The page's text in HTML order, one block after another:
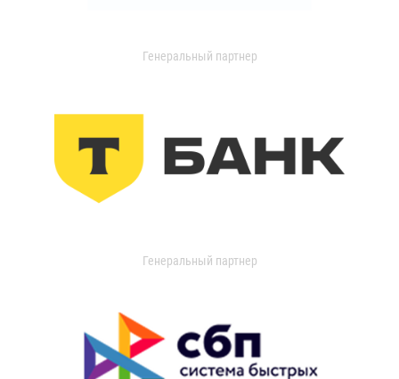
Генеральный партнер
Генеральный партнер